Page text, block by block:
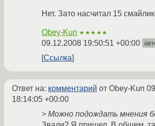
Нет. Зато насчитал 15
Obey-Kun ★★★★★
09.12.2008 19:50:51 +00:00
Ссылка
Ответ на: комментарий от Obey-Kun
18:14:05 +00:00
> Можно подождать мнения